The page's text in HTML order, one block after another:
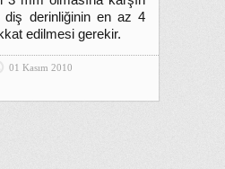
diş derinliğinin en az 4
edilmesi gerekir.
01 Kasım 2010